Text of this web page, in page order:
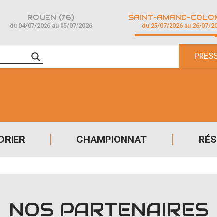
CHAMPIONNAT
ROUEN (76)
du 04/07/2026 au 05/07/2026 du 25/07/2026 au 26/07/
NOS PARTENAIRES